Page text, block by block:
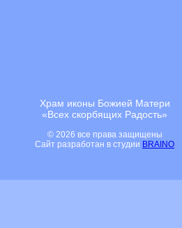
Храм иконы Божией Матери
«Всех скорбящих Радость»
© 2026 все права защищены
Сайт разработан в студии BRAINO